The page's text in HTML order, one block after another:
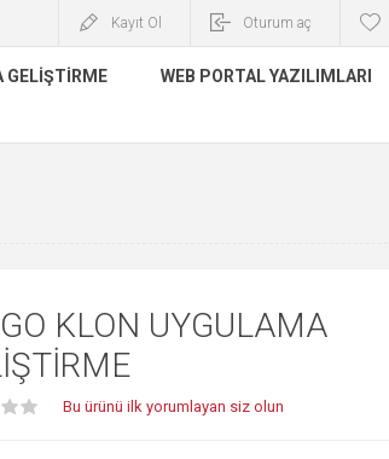
Kayıt Ol Oturum aç
GELIŞTIRME
WEB PORTAL YAZILIMLARI
KLON UYGULAMA
Bu ürünü ilk yorumlayan siz olun